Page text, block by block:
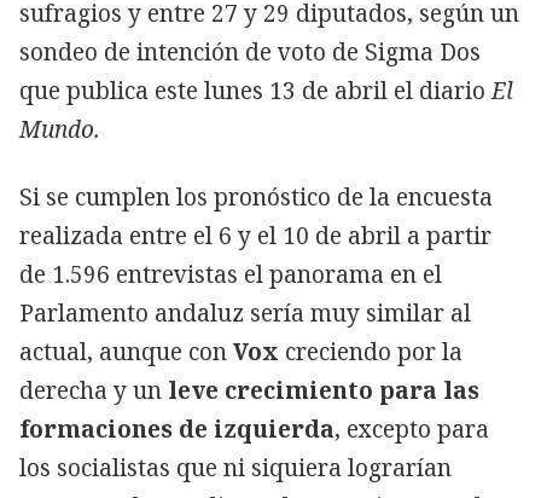
sufragios y entre 27 y 29 diputados, según un
sondeo de intención de voto de Sigma Dos
que publica este lunes 13 de abril el diarioEl
Mundo.
Si se cumplen los pronóstico de la encuesta
realizada entre el 6 y el 10 de abril a partir
de 1.596 entrevistas el panorama en el
Parlamento andaluz sería muy similar al
actual, aunque conVox creciendo por la
derecha y un leve crecimiento para las
formaciones de izquierda, excepto para
los socialistas que ni siquiera lograrían